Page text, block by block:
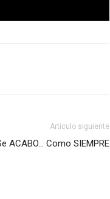
Artículo siguiente
ACABO… Como SIEMPRE